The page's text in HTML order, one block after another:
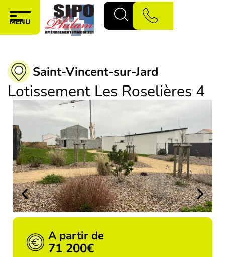
contenu
principal
MENU
Saint-Vincent-sur-Jard
Lotissement Les Roselières 4
A partir de
71 200€
Panneau de gestion des cookies